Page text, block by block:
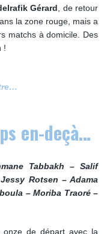
Gérard , de retour
la zone rouge, mais a
matchs à domicile. Des
!
en-deçà…
Tabbakh – Salif
Rotsen – Adama
– Moriba Traoré –
onze de départ avec la